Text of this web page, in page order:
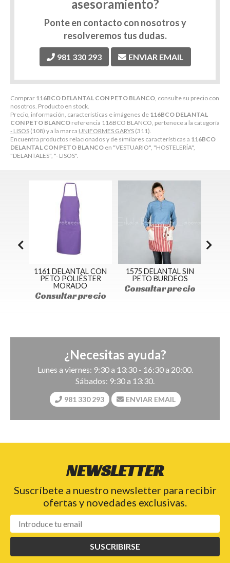
Comprar 116BCO DELANTAL CON PETO BLANCO, consulte su precio con
nosotros. Producto en stock.
Precio, información, características e imágenes de 116BCO DELANTAL
CON PETO BLANCO referencia 116BCO BLANCO, pertenece a la categoría
- LISOS (108) y a la marca UNIFORMES GARYS (311).
Encuentra productos relacionados y de similares características a 116BCO
DELANTAL CON PETO BLANCO en "VESTUARIO", "HOSTELERÍA",
"DELANTALES", "- LISOS".
asesoramiento?
Ponte en contacto con nosotros y
resolveremos tus dudas.
981 330 293 ENVIAR EMAIL
1161 DELANTAL CON
PETO POLIÉSTER
MORADO
Consultar precio
1575 DELANTAL SIN
PETO BURDEOS
Consultar precio
¿Necesitas ayuda?
Lunes a viernes: 9:30 a 13:30 - 16:30 a 20:00.
Sábados: 9:30 a 13:30.
981 330 293 ENVIAR EMAIL
NEWSLETTER
Suscríbete a nuestro newsletter para recibir
ofertas y novedades exclusivas.
SUSCRIBIRSE